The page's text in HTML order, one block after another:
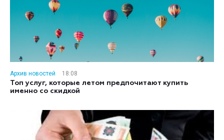
Архив новостей
18:08
Топ услуг, которые летом предпочитают купить
именно со скидкой